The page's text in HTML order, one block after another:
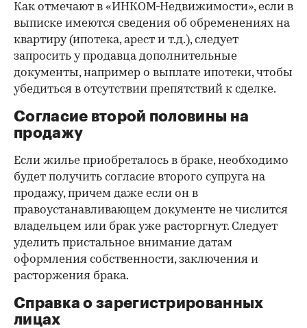
Как отмечают в «ИНКОМ-Недвижимости», если в
выписке имеются сведения об обременениях на
квартиру (ипотека, арест и т.д.), следует
запросить у продавца дополнительные
документы, например о выплате ипотеки, чтобы
убедиться в отсутствии препятствий к сделке.
Согласие второй половины на
продажу
Если жилье приобреталось в браке, необходимо
будет получить согласие второго супруга на
продажу, причем даже если он в
правоустанавливающем документе не числится
владельцем или брак уже расторгнут. Следует
уделить пристальное внимание датам
оформления собственности, заключения и
расторжения брака.
Справка о зарегистрированных
лицах